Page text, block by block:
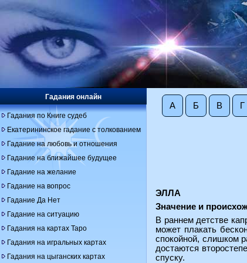
А Б В Г
ЭЛЛА
Значение и
В раннем детстве
может плакать
спокойной, слишком
достаются
спуску.
Гадания онлайн
Гадания по Книге судеб
Екатерининское гадание с толкованием
Гадание на любовь и отношения
Гадание на ближайшее будущее
Гадание на желание
Гадание на вопрос
Гадание Да Нет
Гадание на ситуацию
Гадания на картах Таро
Гадания на игральных картах
Гадания на цыганских картах